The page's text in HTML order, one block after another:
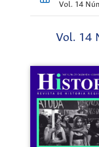
Vol. 14
Vol. 14